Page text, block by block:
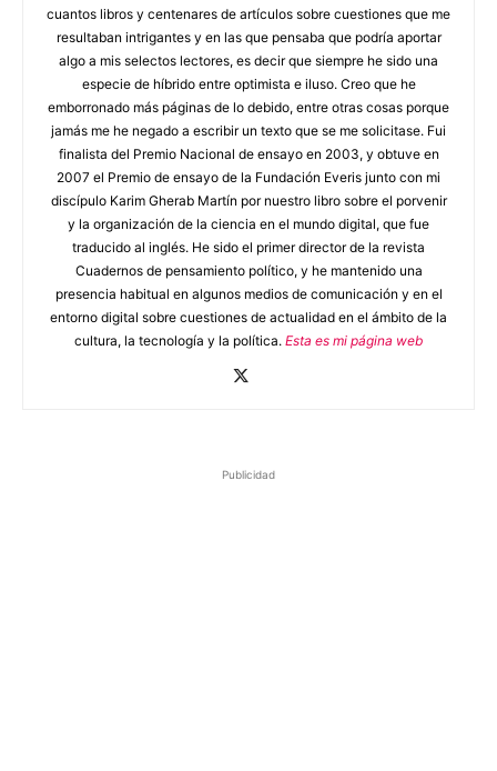
cuantos libros y centenares de artículos sobre cuestiones que me
resultaban intrigantes y en las que pensaba que podría aportar
algo a mis selectos lectores, es decir que siempre he sido una
especie de híbrido entre optimista e iluso. Creo que he
emborronado más páginas de lo debido, entre otras cosas porque
jamás me he negado a escribir un texto que se me solicitase. Fui
finalista del Premio Nacional de ensayo en 2003, y obtuve en
2007 el Premio de ensayo de la Fundación Everis junto con mi
discípulo Karim Gherab Martín por nuestro libro sobre el porvenir
y la organización de la ciencia en el mundo digital, que fue
traducido al inglés. He sido el primer director de la revista
Cuadernos de pensamiento político, y he mantenido una
presencia habitual en algunos medios de comunicación y en el
entorno digital sobre cuestiones de actualidad en el ámbito de la
cultura, la tecnología y la política. Esta es mi página web
Publicidad